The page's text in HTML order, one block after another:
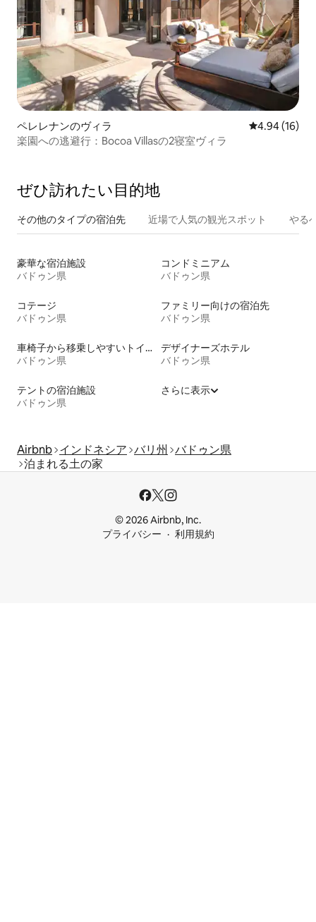
ペレレナンのヴィラ レビュー16
4.94 (16)
楽園への逃避行：Bocoa Villasの2寝室ヴィラ
ぜひ訪⁠れ⁠た⁠い目⁠的⁠地
その他のタ⁠イ⁠プ⁠の宿⁠泊⁠先 近場で人気の観光スポット やる
豪華な宿泊施設
バドゥン県
コンドミニアム
バドゥン県
コテージ
バドゥン県
ファミリー向けの宿泊先
バドゥン県
車椅子から移乗しやすいトイレ付きの宿泊施設
バドゥン県
デザイナーズホテル
バドゥン県
テントの宿泊施設
バドゥン県
さらに表示
Airbnb インドネシア バリ州
バドゥン県
泊まれる土の家
© 2026 Airbnb, Inc.
プライバシー
利用規約